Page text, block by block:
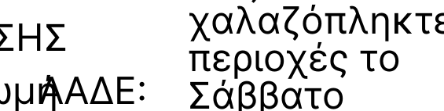
ΑΑΔΕ:
περιοχές το
Σάββατο